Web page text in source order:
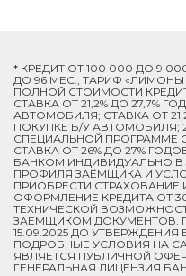
* КРЕДИТ ОТ 100 000 ДО 9
ДО 96 МЕС., ТАРИФ
ПОЛНОЙ СТОИМОСТИ КРЕДИТА
СТАВКА ОТ 21,2% ДО 27,7%
АВТОМОБИЛЯ; СТАВКА ОТ
ПОКУПКЕ Б/У АВТОМОБИЛЯ;
СПЕЦИАЛЬНОЙ ПРОГРАММЕ
СТАВКА ОТ 26% ДО 27%
БАНКОМ ИНДИВИДУАЛЬНО В
ПРОФИЛЯ ЗАЁМЩИКА И
ПРИОБРЕСТИ СТРАХОВАНИЕ
ОФОРМЛЕНИЕ КРЕДИТА ОТ
ТЕХНИЧЕСКОЙ
ЗАЁМЩИКОМ ДОКУМЕНТОВ.
15.09.2025 ДО
ПОДРОБНЫЕ УСЛОВИЯ НА
ЯВЛЯЕТСЯ ПУБЛИЧНОЙ
ГЕНЕРАЛЬНАЯ ЛИЦЕНЗИЯ